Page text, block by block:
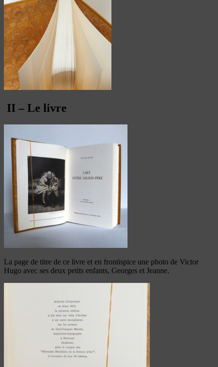
II – Le livre
La page de titre de ce livre et en frontispice une photo de Victor
Hugo avec ses deux petits enfants, Georges et Jeanne.